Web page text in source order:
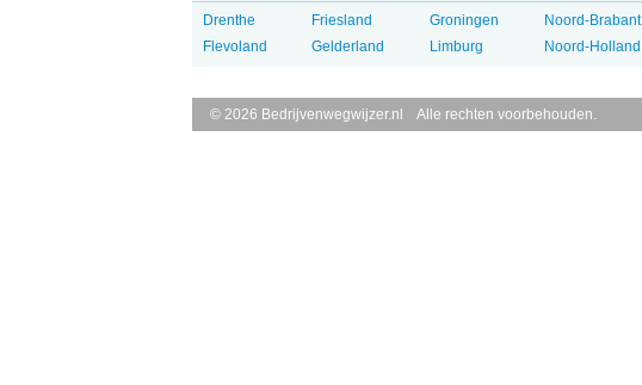
Drenthe
Flevoland
Friesland
Gelderland
Groningen
Limburg
Noord-Brabant
Noord-Holland
© 2026 Bedrijvenwegwijzer.nl Alle rechten voorbehouden.